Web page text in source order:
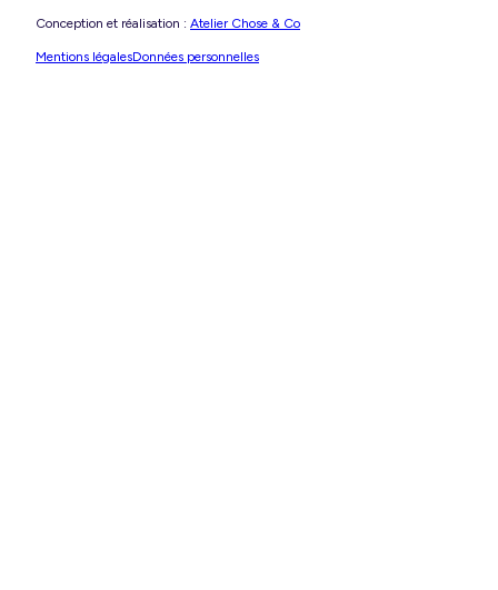
Conception et réalisation : Atelier Chose & Co
Mentions légalesDonnées personnelles